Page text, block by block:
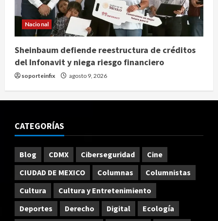
Nacional
Sheinbaum defiende reestructura de créditos
del Infonavit y niega riesgo financiero
soporteinfix agosto 9, 2026
CATEGORÍAS
Blog CDMX Ciberseguridad
Cine
CIUDAD DE MEXICO
Columnas
Columnistas
Cultura
Cultura y Entretenimiento
Deportes
Derecho Digital
Ecología